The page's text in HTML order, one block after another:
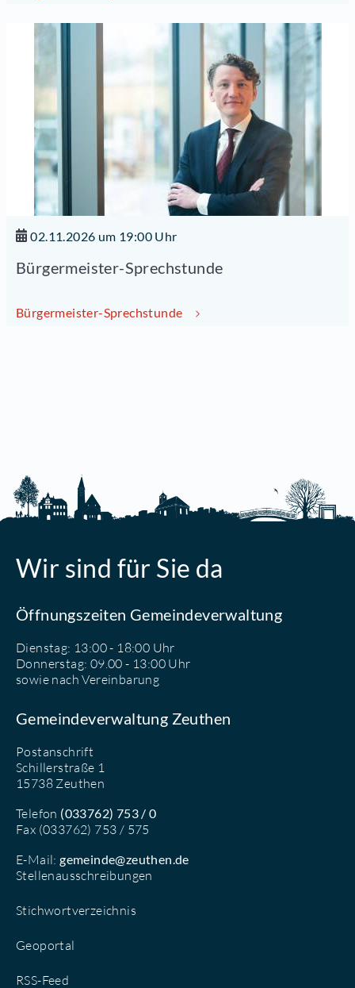
02.11.2026 um 19:00 Uhr
Bürgermeister-Sprechstunde
Bürgermeister-Sprechstunde
Wir sind für Sie da
Öffnungszeiten Gemeindeverwaltung
Dienstag: 13:00 - 18:00 Uhr
Donnerstag: 09.00 - 13:00 Uhr
sowie nach Vereinbarung
Gemeindeverwaltung Zeuthen
Postanschrift
Schillerstraße 1
15738 Zeuthen
Telefon (033762) 753 / 0
Fax (033762) 753 / 575
E-Mail:gemeinde@zeuthen.de
Stellenausschreibungen
Stichwortverzeichnis
Geoportal
RSS-Feed